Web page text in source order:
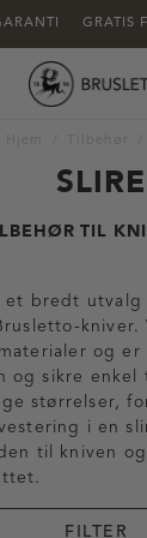
GRATIS
SLIRE
TIL
bredt utvalg
kniver.
og er
og sikre enkel
størrelser,
i en
til kniven
FILTER